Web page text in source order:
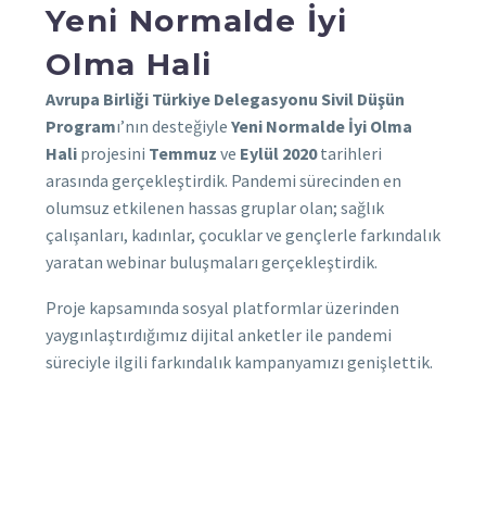
Yeni Normalde İyi
Olma Hali
Avrupa Birliği Türkiye Delegasyonu Sivil Düşün
Programı’nın desteğiyle Yeni Normalde İyi Olma
Hali projesini Temmuz ve Eylül 2020tarihleri
arasında gerçekleştirdik. Pandemi sürecinden en
olumsuz etkilenen hassas gruplar olan; sağlık
çalışanları, kadınlar, çocuklar ve gençlerle farkındalık
yaratan webinar buluşmaları gerçekleştirdik.
Proje kapsamında sosyal platformlar üzerinden
yaygınlaştırdığımız dijital anketler ile pandemi
süreciyle ilgili farkındalık kampanyamızı genişlettik.